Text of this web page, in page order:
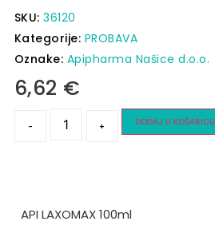
SKU:36120
Kategorije: PROBAVA
Oznake: Apipharma Našice d.o.o.
6,62 €
- + DODAJ U KOŠARICU
API LAXOMAX 100ml